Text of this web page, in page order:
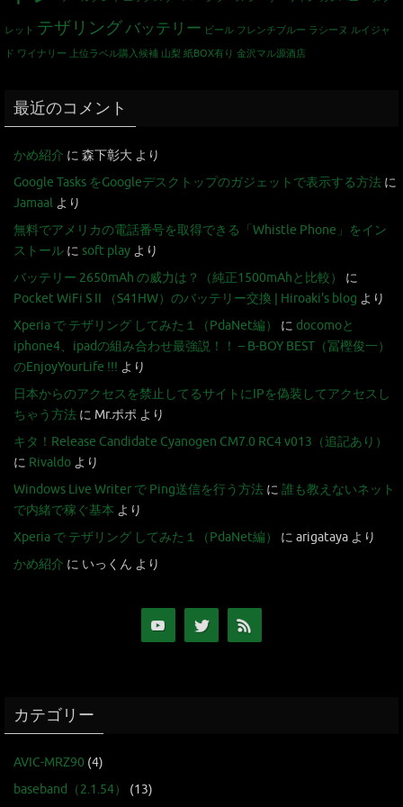
レット テザリングバッテリー ビール フレンチブルー ラシーヌ ルイジャ
ド ワイナリー 上位ラベル購入候補 山梨 紙BOX有り 金沢マル源酒店
最近のコメント
かめ紹介 に 森下彰大 より
Google Tasks をGoogleデスクトップのガジェットで表示する方法 に
Jamaal より
無料でアメリカの電話番号を取得できる「Whistle Phone」をイン
ストール に soft play より
バッテリー 2650mAh の威力は？（純正1500mAhと比較）
に
Pocket WiFi S II （S41HW）のバッテリー交換 | Hiroaki's blog より
Xperia で テザリング してみた１（PdaNet編）
に docomoと
iphone4、ipadの組み合わせ最強説！！ – B-BOY BEST（冨樫俊一）
のEnjoyYourLife !!! より
日本からのアクセスを禁止してるサイトにIPを偽装してアクセスし
ちゃう方法 に Mr.ポポ より
キタ！Release Candidate Cyanogen CM7.0 RC4 v013（追記あり）
に Rivaldo より
Windows Live Writer で Ping送信を行う方法 に 誰も教えないネット
で内緒で稼ぐ基本 より
Xperia で テザリング してみた１（PdaNet編）
に arigataya より
かめ紹介 に いっくん より
カテゴリー
AVIC-MRZ90 (4)
baseband（2.1.54）
(13)